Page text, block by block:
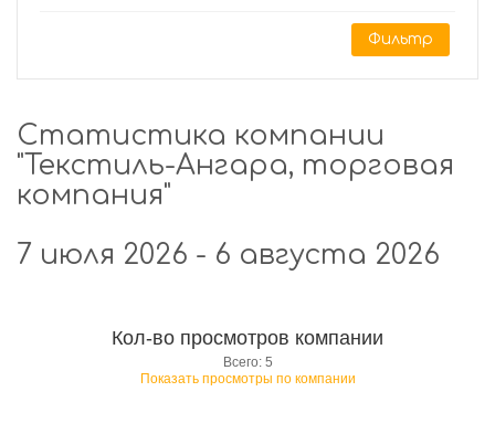
Фильтр
Статистика компании
"Текстиль-Ангара, торговая
компания"
7 июля 2026 - 6 августа 2026
Кол-во просмотров компании
Всего: 5
Показать просмотры по компании